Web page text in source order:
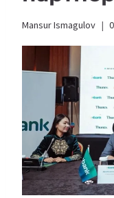
Mansur Ismagulov